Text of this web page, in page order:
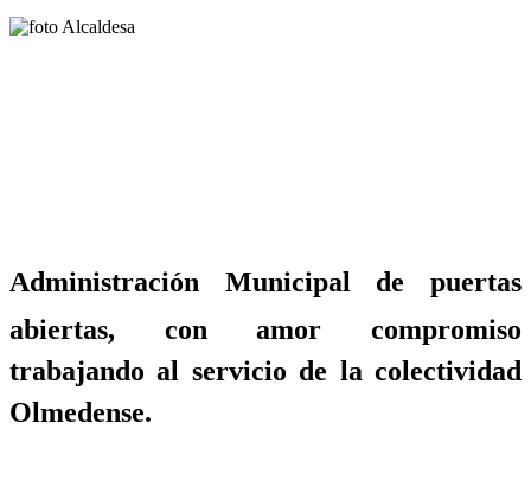
Administración Municipal de puertas
abiertas, con amor compromiso
trabajando al servicio de la colectividad
Olmedense.